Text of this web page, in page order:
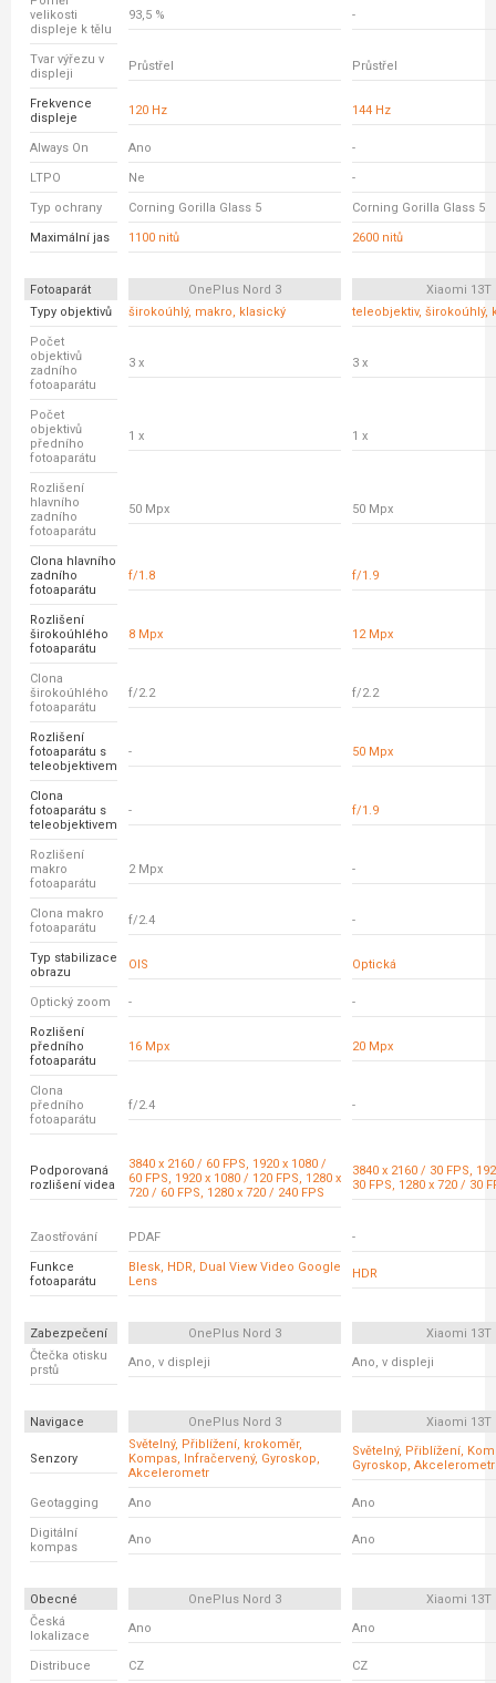
velikosti
displeje k tělu
93,5 % -
Tvar výřezu v
displeji
Průstřel Průstřel
Frekvence
displeje
120 Hz 144 Hz
Always On Ano -
LTPO Ne -
Typ ochrany Corning Gorilla Glass 5 Corning Gorilla Glass 5
Maximální jas 1100 nitů 2600 nitů
Fotoaparát OnePlus Nord 3
Xiaomi 13T
Typy objektivů
širokoúhlý, makro, klasický teleobjektiv, širokoúhlý,
Počet
objektivů
zadního
fotoaparátu
3 x 3 x
Počet
objektivů
předního
fotoaparátu
1 x 1 x
Rozlišení
hlavního
zadního
fotoaparátu
50 Mpx 50 Mpx
Clona hlavního
zadního
fotoaparátu
f/1.8 f/1.9
Rozlišení
širokoúhlého
fotoaparátu
8 Mpx 12 Mpx
Clona
širokoúhlého
fotoaparátu
f/2.2 f/2.2
Rozlišení
fotoaparátu s
teleobjektivem
- 50 Mpx
Clona
fotoaparátu s
teleobjektivem
- f/1.9
Rozlišení
makro
fotoaparátu
2 Mpx -
Clona makro
fotoaparátu
f/2.4 -
Typ stabilizace
obrazu
OIS Optická
Optický zoom - -
Rozlišení
předního
fotoaparátu
16 Mpx 20 Mpx
Clona
předního
fotoaparátu
f/2.4 -
Podporovaná
rozlišení videa
3840 x 2160 / 60 FPS, 1920 x 1080 /
60 FPS, 1920 x 1080 / 120 FPS, 1280 x
720 / 60 FPS, 1280 x 720 / 240 FPS
3840 x 2160 / 30 FPS,
30 FPS, 1280 x 720 / 30
Zaostřování PDAF -
Funkce
fotoaparátu
Blesk, HDR, Dual View Video Google
Lens
HDR
Zabezpečení OnePlus Nord 3
Xiaomi 13T
Čtečka otisku
prstů
Ano, v displeji Ano, v displeji
Navigace OnePlus Nord 3 Xiaomi 13T
Senzory
Světelný, Přiblížení, krokoměr,
Kompas, Infračervený, Gyroskop,
Akcelerometr
Světelný, Přiblížení,
Gyroskop, Akcelerometr
Geotagging Ano Ano
Digitální
kompas
Ano Ano
Obecné OnePlus Nord 3
Xiaomi 13T
Česká
lokalizace
Ano Ano
Distribuce CZ CZ